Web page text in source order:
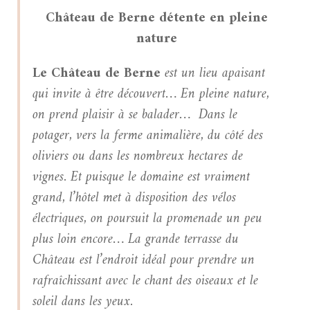
Château de Berne détente en pleine
nature
Le Château de Berne est un lieu apaisant
qui invite à être découvert… En pleine nature,
on prend plaisir à se balader… Dans le
potager, vers la ferme animalière, du côté des
oliviers ou dans les nombreux hectares de
vignes. Et puisque le domaine est vraiment
grand, l’hôtel met à disposition des vélos
électriques, on poursuit la promenade un peu
plus loin encore… La grande terrasse du
Château est l’endroit idéal pour prendre un
rafraîchissant avec le chant des oiseaux et le
soleil dans les yeux.